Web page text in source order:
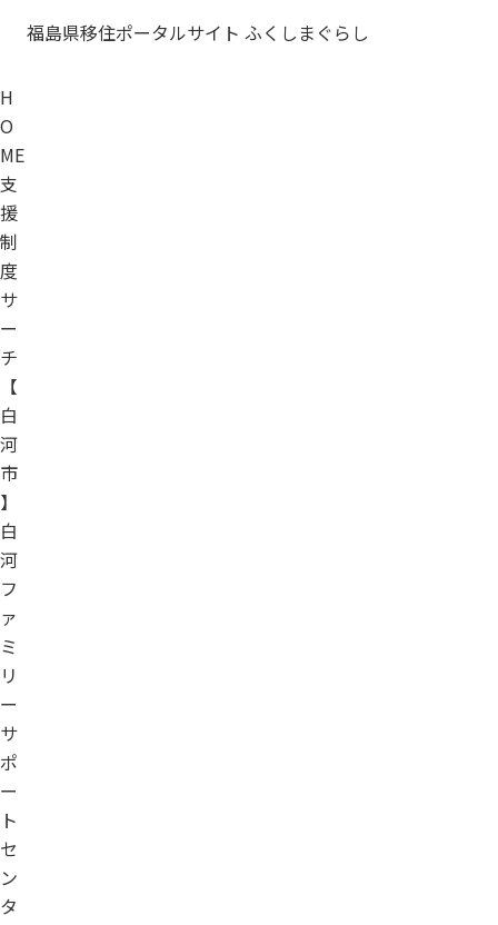
福島県移住ポータルサイト ふくしまぐらし
H
O
ME
支
援
制
度
サ
ー
チ
【
白
河
市
】
白
河
フ
ァ
ミ
リ
ー
サ
ポ
ー
ト
セ
ン
タ